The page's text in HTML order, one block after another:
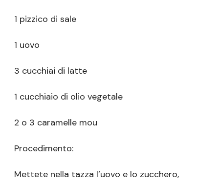
1 pizzico di sale
1 uovo
3 cucchiai di latte
1 cucchiaio di olio vegetale
2 o 3 caramelle mou
Procedimento:
Mettete nella tazza l’uovo e lo zucchero,